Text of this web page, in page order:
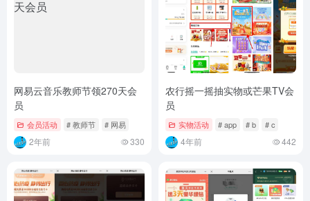
网易云音乐教师节领270天会
员
会员活动 # 教师节 # 网易
2年前 330
农行摇一摇抽实物或芒果TV会
员
实物活动 # app # b # c
4年前 442